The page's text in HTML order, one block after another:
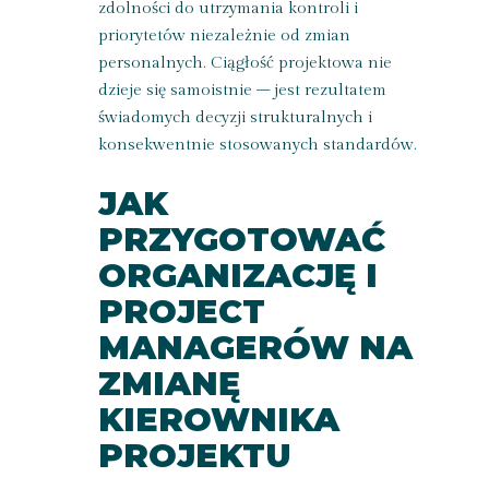
zdolności do utrzymania kontroli i
priorytetów niezależnie od zmian
personalnych. Ciągłość projektowa nie
dzieje się samoistnie – jest rezultatem
świadomych decyzji strukturalnych i
konsekwentnie stosowanych standardów.
JAK
PRZYGOTOWAĆ
ORGANIZACJĘ I
PROJECT
MANAGERÓW NA
ZMIANĘ
KIEROWNIKA
PROJEKTU